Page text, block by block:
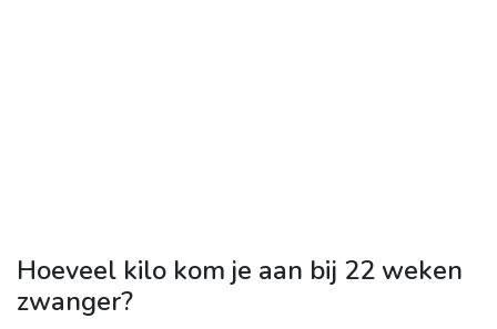
Hoeveel kilo kom je aan bij 22 weken
zwanger?